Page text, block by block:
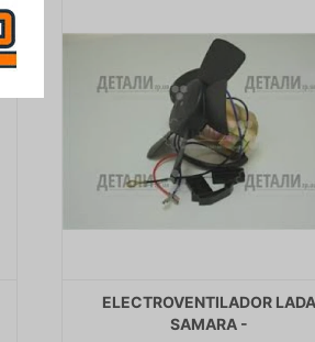
ELECTROVENTILADOR LADA
SAMARA -